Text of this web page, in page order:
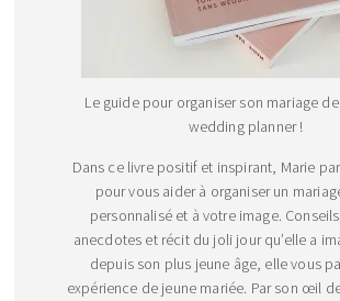
Le guide pour organiser son mariage de
wedding planner !
Dans ce livre positif et inspirant, Marie
pour vous aider à organiser un
personnalisé et à votre image.
anecdotes et récit du joli jour qu’elle a
depuis son plus jeune âge, elle vous
expérience de jeune mariée. Par son œil